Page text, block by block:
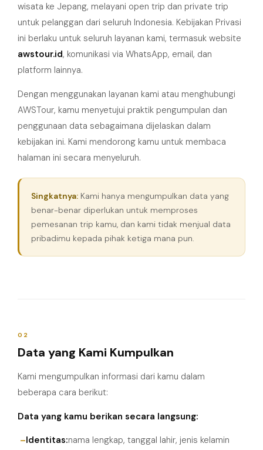
wisata ke Jepang, melayani open trip dan private trip
untuk pelanggan dari seluruh Indonesia. Kebijakan Privasi
ini berlaku untuk seluruh layanan kami, termasuk website
awstour.id, komunikasi via WhatsApp, email, dan
platform lainnya.
Dengan menggunakan layanan kami atau menghubungi
AWSTour, kamu menyetujui praktik pengumpulan dan
penggunaan data sebagaimana dijelaskan dalam
kebijakan ini. Kami mendorong kamu untuk membaca
halaman ini secara menyeluruh.
Singkatnya: Kami hanya mengumpulkan data yang
benar-benar diperlukan untuk memproses
pemesanan trip kamu, dan kami tidak menjual data
pribadimu kepada pihak ketiga mana pun.
02
Data yang Kami Kumpulkan
Kami mengumpulkan informasi dari kamu dalam
beberapa cara berikut:
Data yang kamu berikan secara langsung:
Identitas:nama lengkap, tanggal lahir, jenis kelamin